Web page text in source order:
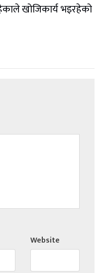
खोजिकार्य भइरहेको
Website